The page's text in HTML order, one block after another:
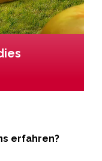
erfahren?